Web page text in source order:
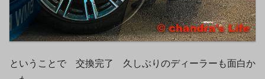
ということで 交換完了 久しぶりのディーラーも面白か